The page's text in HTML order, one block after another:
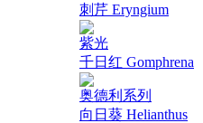
刺芹 Eryngium
紫光
千日红 Gomphrena
奥德利系列
向日葵 Helianthus